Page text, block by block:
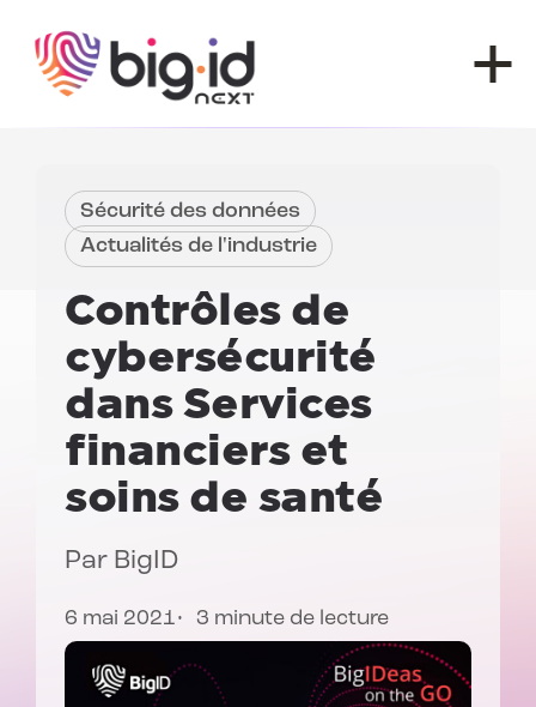
Sécurité des données
Actualités de l'industrie
Contrôles de
cybersécurité
dansServices
financiers et
soins de santé
Par BigID
6 mai 2021 3 minute de lecture